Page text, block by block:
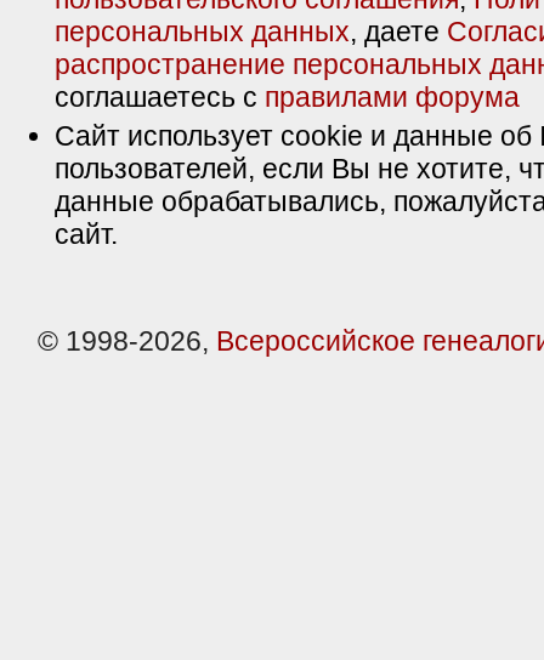
персональных данных, даете
распространение персональных
соглашаетесь с правилами форума
Сайт использует cookie и данные об
пользователей, если Вы не хотите,
данные обрабатывались,
сайт.
© 1998-2026, Всероссийское